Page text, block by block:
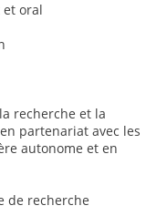
et oral
recherche et la
partenariat avec les
autonome et en
de recherche